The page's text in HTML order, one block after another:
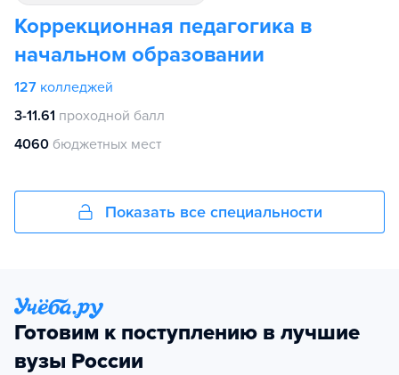
Коррекционная педагогика в
начальном образовании
127 колледжей
3-11.61 проходной балл
4060 бюджетных мест
Показать все специальности
Готовим к поступлению в лучшие
вузы России